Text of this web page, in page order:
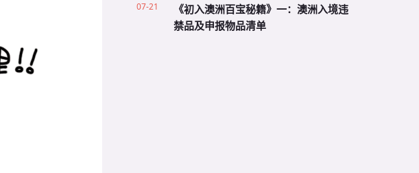
07-21
《初入澳洲百宝秘籍》一：澳洲入境违
禁品及申报物品清单